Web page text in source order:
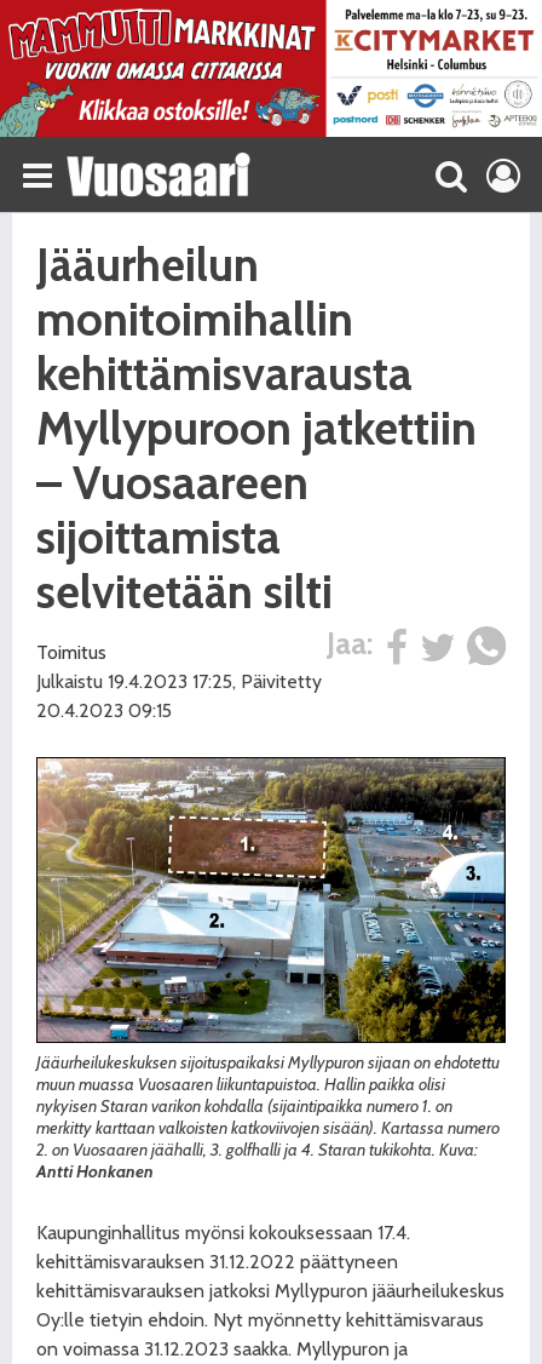
Jääurheilun
monitoimihallin
kehittämisvarausta
Myllypuroon jatkettiin
– Vuosaareen
sijoittamista
selvitetään silti
Jaa:
Toimitus
Julkaistu 19.4.2023 17:25, Päivitetty
20.4.2023 09:15
Jääurheilukeskuksen sijoituspaikaksi Myllypuron sijaan on ehdotettu
muun muassa Vuosaaren liikuntapuistoa. Hallin paikka olisi
nykyisen Staran varikon kohdalla (sijaintipaikka numero 1. on
merkitty karttaan valkoisten katkoviivojen sisään). Kartassa numero
2. on Vuosaaren jäähalli, 3. golfhalli ja 4. Staran tukikohta. Kuva:
Antti Honkanen
Kaupunginhallitus myönsi kokouksessaan 17.4.
kehittämisvarauksen 31.12.2022 päättyneen
kehittämisvarauksen jatkoksi Myllypuron jääurheilukeskus
Oy:lle tietyin ehdoin. Nyt myönnetty kehittämisvaraus
on voimassa 31.12.2023 saakka. Myllypuron ja